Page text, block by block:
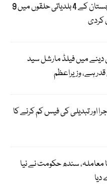
الیکشن کمیشن نے بلوچستان کے 4 بلدیاتی حلقوں میں 9
کردی
میں فیلڈ مارشل سید
قدر ہے، وزیراعظم
اور تبدیلی کی فیس کم کرنے کا
معاملہ، سندھ حکومت نے نیا